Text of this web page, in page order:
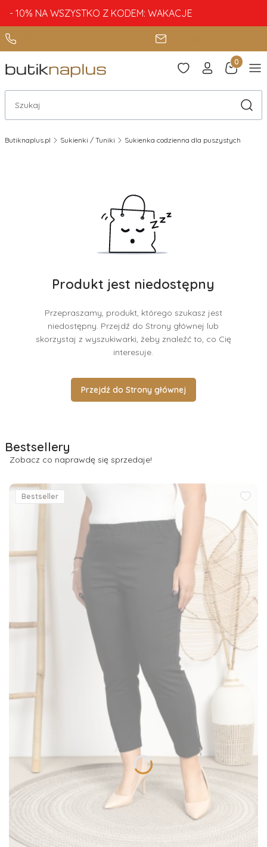
- 10% NA WSZYSTKO Z KODEM: WAKACJE
Produkty
Otwórz wyszukiwarkę
Butiknaplus.pl Sukienki / Tuniki Sukienka codzienna dla puszystych
Produkt jest niedostępny
Przepraszamy, produkt, którego szukasz jest
niedostępny. Przejdź do Strony głównej lub
skorzystaj z wyszukiwarki, żeby znaleźć to, co Cię
interesuje.
Przejdź do Strony głównej
Bestsellery
Zobacz co naprawdę się sprzedaje!
Bestseller